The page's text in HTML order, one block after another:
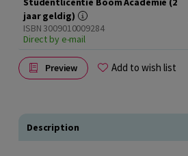
jaar geldig)
ISBN 3009010009284
Direct by e-mail
Preview Add to wish list
Description